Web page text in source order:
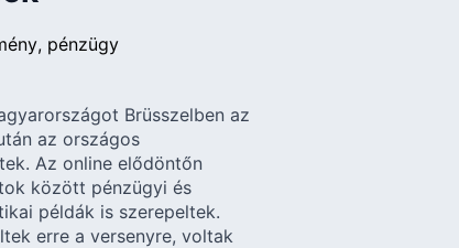
pénzügy
Brüsszelben az
az országos
Az online elődöntőn
között pénzügyi és
példák is szerepeltek.
erre a versenyre, voltak